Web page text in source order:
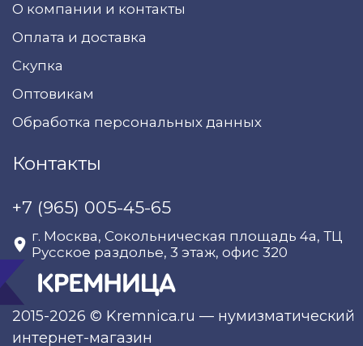
2015-2026 © Kremnica.ru — нумизматический
интернет-магазин
О компании и контакты
Оплата и доставка
Скупка
Оптовикам
Обработка персональных данных
Контакты
+7 (965) 005-45-65
г. Москва, Сокольническая площадь 4а, ТЦ
Русское раздолье, 3 этаж, офис 320